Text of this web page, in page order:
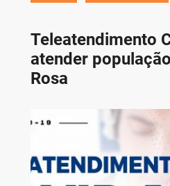
Teleatendimento
atender
Rosa